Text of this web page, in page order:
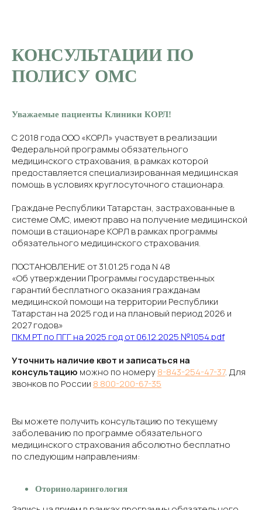
КОНСУЛЬТАЦИИ ПО
ПОЛИСУ ОМС
Уважаемые пациенты Клиники КОРЛ!
С 2018 года ООО «КОРЛ» участвует в реализации
Федеральной программы обязательного
медицинского страхования, в рамках которой
предоставляется специализированная медицинская
помощь в условиях круглосуточного стационара.
Граждане Республики Татарстан, застрахованные в
системе ОМС, имеют право на получение медицинской
помощи в стационаре КОРЛ в рамках программы
обязательного медицинского страхования.
ПОСТАНОВЛЕНИЕ от 31.01.25 года N 48
«Об утверждении Программы государственных
гарантий бесплатного оказания гражданам
медицинской помощи на территории Республики
Татарстан на 2025 год и на плановый период 2026 и
2027 годов»
ПКМ РТ по ПГГ на 2025 год от 06.12.2025 №1054.pdf
Уточнить наличие квот и записаться на
консультацию можно по номеру8-843-254-47-37. Для
звонков по России 8 800-200-67-35
Вы можете получить консультацию по текущему
заболеванию по программе обязательного
медицинского страхования абсолютно бесплатно
по следующим направлениям:
Оториноларингология